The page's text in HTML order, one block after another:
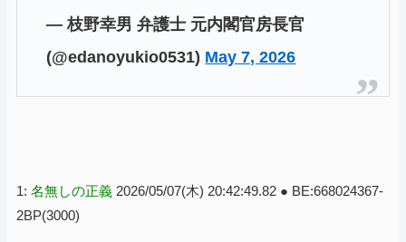
— 枝野幸男 弁護士 元内閣官房長官
(@edanoyukio0531) May 7, 2026
1: 名無しの正義 2026/05/07(木) 20:42:49.82 ● BE:668024367-
2BP(3000)